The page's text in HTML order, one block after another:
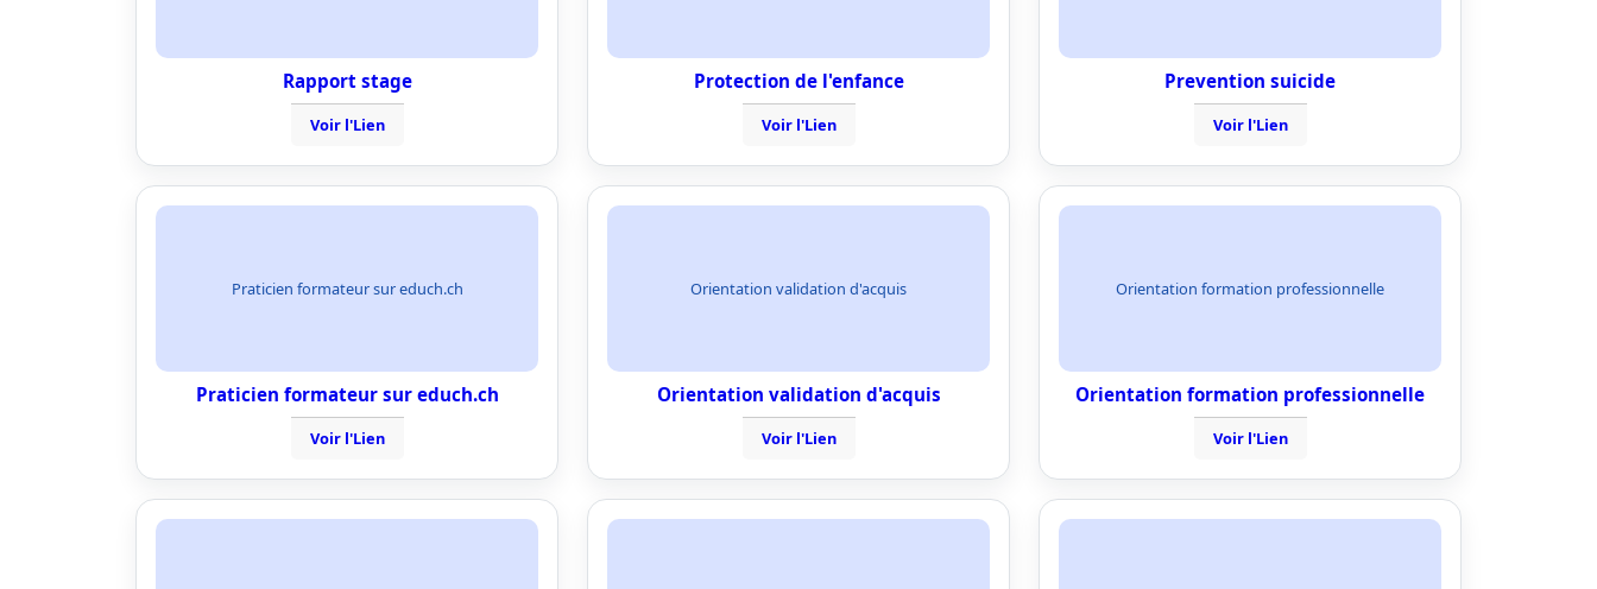
Rapport stage
Voir l'Lien
Protection de l'enfance
Voir l'Lien
Prevention suicide
Voir l'Lien
Praticien formateur sur educh.ch
Praticien formateur sur educh.ch
Voir l'Lien
Orientation validation d'acquis
Orientation validation d'acquis
Voir l'Lien
Orientation formation professionnelle
Orientation formation professionnelle
Voir l'Lien